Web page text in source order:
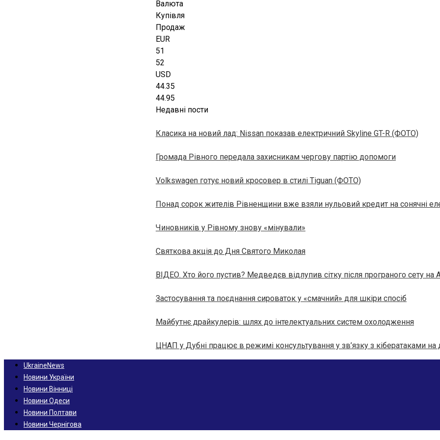
Валюта
Купівля
Продаж
EUR
51
52
USD
44.35
44.95
Недавні пости
Класика на новий лад: Nissan показав електричний Skyline GT-R (ФОТО)
Громада Рівного передала захисникам чергову партію допомоги
Volkswagen готує новий кросовер в стилі Tiguan (ФОТО)
Понад сорок жителів Рівненщини вже взяли нульовий кредит на сонячні
Чиновників у Рівному знову «мінували»
Святкова акція до Дня Святого Миколая
ВІДЕО. Хто його пустив? Медведєв відлупив сітку після програного сету на
Застосування та поєднання сироваток у «смачний» для шкіри спосіб
Майбутнє драйкулерів: шлях до інтелектуальних систем охолодження
ЦНАП у Дубні працює в режимі консультування у зв’язку з кібератаками на
UkraineNews
Новини України
Новини Вінниці
Новини Одеси
Новини Полтави
Новини Чернігова